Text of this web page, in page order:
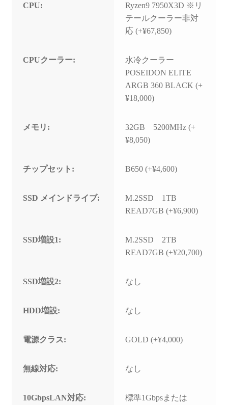
CPU:
Ryzen9 7950X3D ※リ
テールクーラー非対
応 (+¥67,850)
CPUクーラー:
水冷クーラー
POSEIDON ELITE
ARGB 360 BLACK (+
¥18,000)
メモリ:
32GB 5200MHz (+
¥8,050)
チップセット: B650 (+¥4,600)
SSD メインドライブ:
M.2SSD 1TB
READ7GB (+¥6,900)
SSD増設1:
M.2SSD 2TB
READ7GB (+¥20,700)
SSD増設2: なし
HDD増設: なし
電源クラス: GOLD (+¥4,000)
無線対応: なし
10GbpsLAN対応:
標準1Gbpsまたは